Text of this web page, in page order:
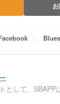
として、SBAPP